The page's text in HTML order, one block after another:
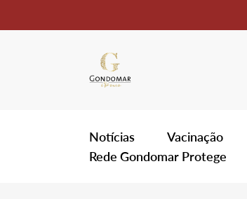
Notícias Vacinação
Rede Gondomar Protege